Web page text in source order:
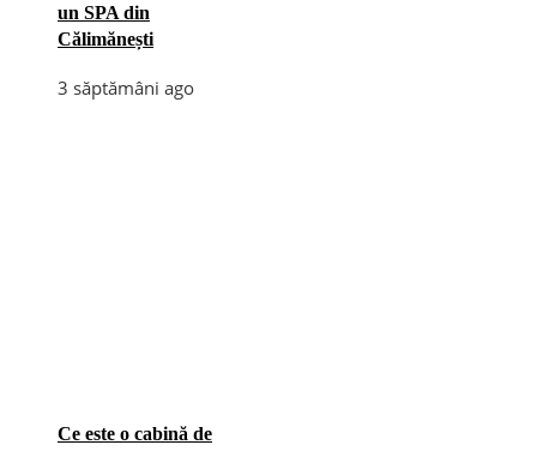
un SPA din
Călimănești
3 săptămâni ago
Ce este o cabină de